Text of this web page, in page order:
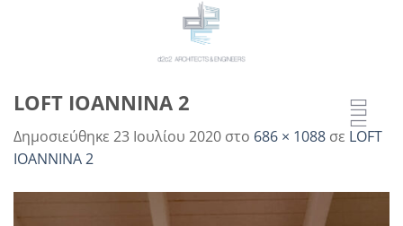
LOFT IOANNINA 2
Δημοσιεύθηκε 23 Ιουλίου 2020 στο 686 × 1088 σε LOFT
IOANNINA 2